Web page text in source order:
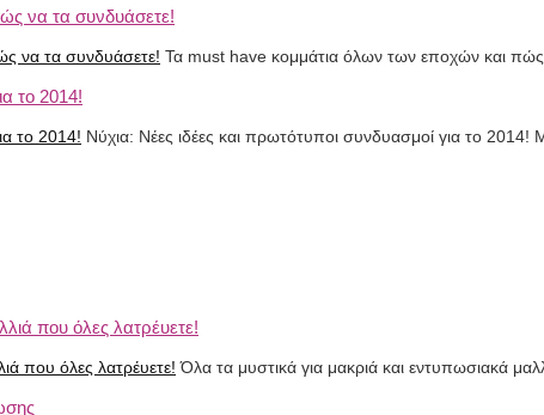
να τα συνδυάσετε!
Τα must have κομμάτια όλων των εποχών και
το 2014!
Νύχια: Νέες ιδέες και πρωτότυποι συνδυασμοί για το
που όλες λατρέυετε!
Όλα τα μυστικά για μακριά και εντυπωσιακά